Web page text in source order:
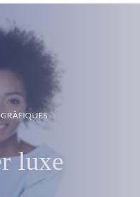
luxe